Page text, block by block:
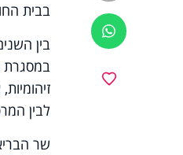
ווטסאפ
בבית
במסגרת
לבין
שר